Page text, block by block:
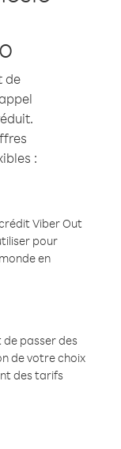
de
:
Viber Out
pour
en
passer des
de votre choix
des tarifs